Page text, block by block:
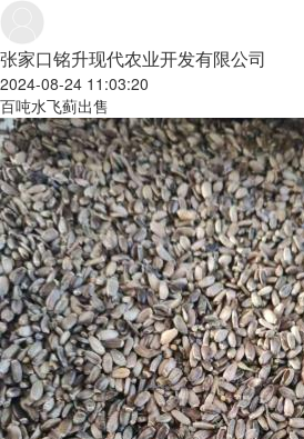
张家口铭升现代农业开发有限公司
2024-08-24 11:03:20
百吨水飞蓟出售